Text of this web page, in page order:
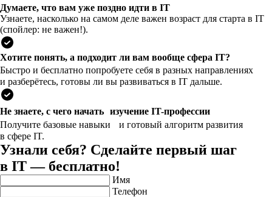
Думаете, что вам уже поздно идти в IT
Узнаете, насколько на самом деле важен возраст для старта в IT
(спойлер: не важен!).
Хотите понять, а подходит ли вам вообще сфера IT?
Быстро и бесплатно попробуете себя в разных направлениях
и разберётесь, готовы ли вы развиваться в IT дальше.
Не знаете, с чего начать изучение IT-профессии
Получите базовые навыки и готовый алгоритм развития
в сфере IT.
Узнали себя? Сделайте первый шаг
в IT — бесплатно!
Имя
Телефон